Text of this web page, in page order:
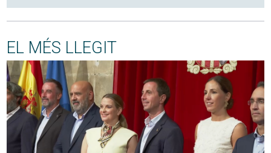
EL MÉS LLEGIT